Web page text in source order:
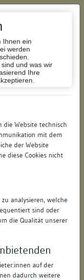
Ihnen ein
werden
und was wir
Ihre
die Website technisch
mit dem
der Website
diese Cookies nicht
analysieren, welche
sind oder
die Qualität unserer
auf der
dadurch weitere
PDF herunterladen: